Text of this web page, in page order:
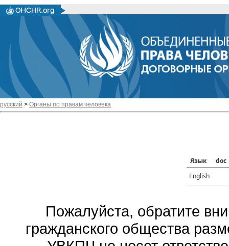
русский > Органы по правам человека
Язык
doc
English
Пожалуйста, обратите
гражданского общества